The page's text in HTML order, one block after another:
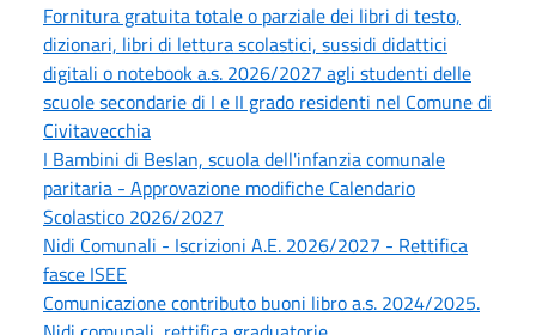
Fornitura gratuita totale o parziale dei libri di testo,
dizionari, libri di lettura scolastici, sussidi didattici
digitali o notebook a.s. 2026/2027 agli studenti delle
scuole secondarie di I e II grado residenti nel Comune di
Civitavecchia
I Bambini di Beslan, scuola dell'infanzia comunale
paritaria - Approvazione modifiche Calendario
Scolastico 2026/2027
Nidi Comunali - Iscrizioni A.E. 2026/2027 - Rettifica
fasce ISEE
Comunicazione contributo buoni libro a.s. 2024/2025.